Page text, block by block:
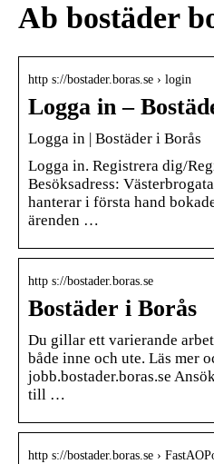
Ab bostäder
http s://bostader.boras.se › login
Logga in –
Logga in | Bostäder i Borås
Logga in. Registrera dig/
Besöksadress:
hanterar i första hand
ärenden …
http s://bostader.boras.se
Bostäder i Borås
Du gillar ett varierande
både inne och ute. Läs mer
jobb.bostader.boras.se
till …
http s://bostader.boras.se ›